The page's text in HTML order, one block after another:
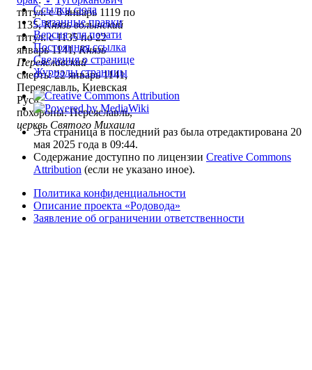
титул: с 6 январь 1119 по
1135,Князь волынский
титул: с 1135 по 22
январь 1141,Князь
Переяславский
смерть: 22 январь 1141,
Переяславль, Киевская
Русь
похороны: Переяславль,
церквь Святого Михаила
Ссылки сюда
Связанные правки
Версия для печати
Постоянная ссылка
Сведения о странице
Журналы страницы
Эта страница в последний раз была отредактирована 20
мая 2025 года в 09:44.
Содержание доступно по лицензии Creative Commons
Attribution (если не указано иное).
Политика конфиденциальности
Описание проекта «Родовода»
Заявление об ограничении ответственности